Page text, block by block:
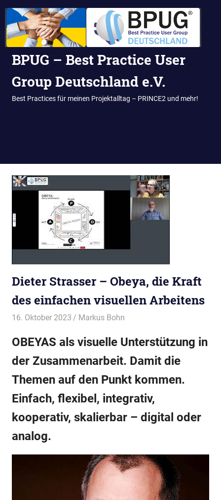
Inhalt
springen
BPUG – Best Practice User
Group Deutschland e.V.
Best Practices für meinen Projektalltag – PRINCE2 und mehr!
Dieter Strasser – Obeya, die Kraft
des einfachen visuellen Arbeitens
16. Oktober 2023 Markus Bohn
OBEYAS als visuelle Unterstützung in
der Zusammenarbeit. Damit die
Themen auf den Punkt kommen.
Einfach, flexibel, integrativ,
kooperativ, skalierbar – digital oder
analog.